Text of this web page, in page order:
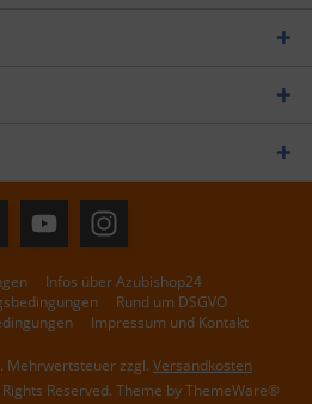
Infos über Azubishop24
Rund um DSGVO
Impressum und Kontakt
Mehrwertsteuer zzgl. Versandkosten
Reserved. Theme byThemeWare®